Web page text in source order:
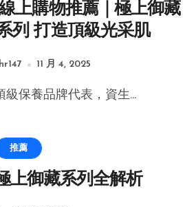
上購物推薦｜極上御藏
列 打造頂級光采肌
11 月 4, 2025
級保養品牌代表，資生...
推薦
上御藏系列全解析